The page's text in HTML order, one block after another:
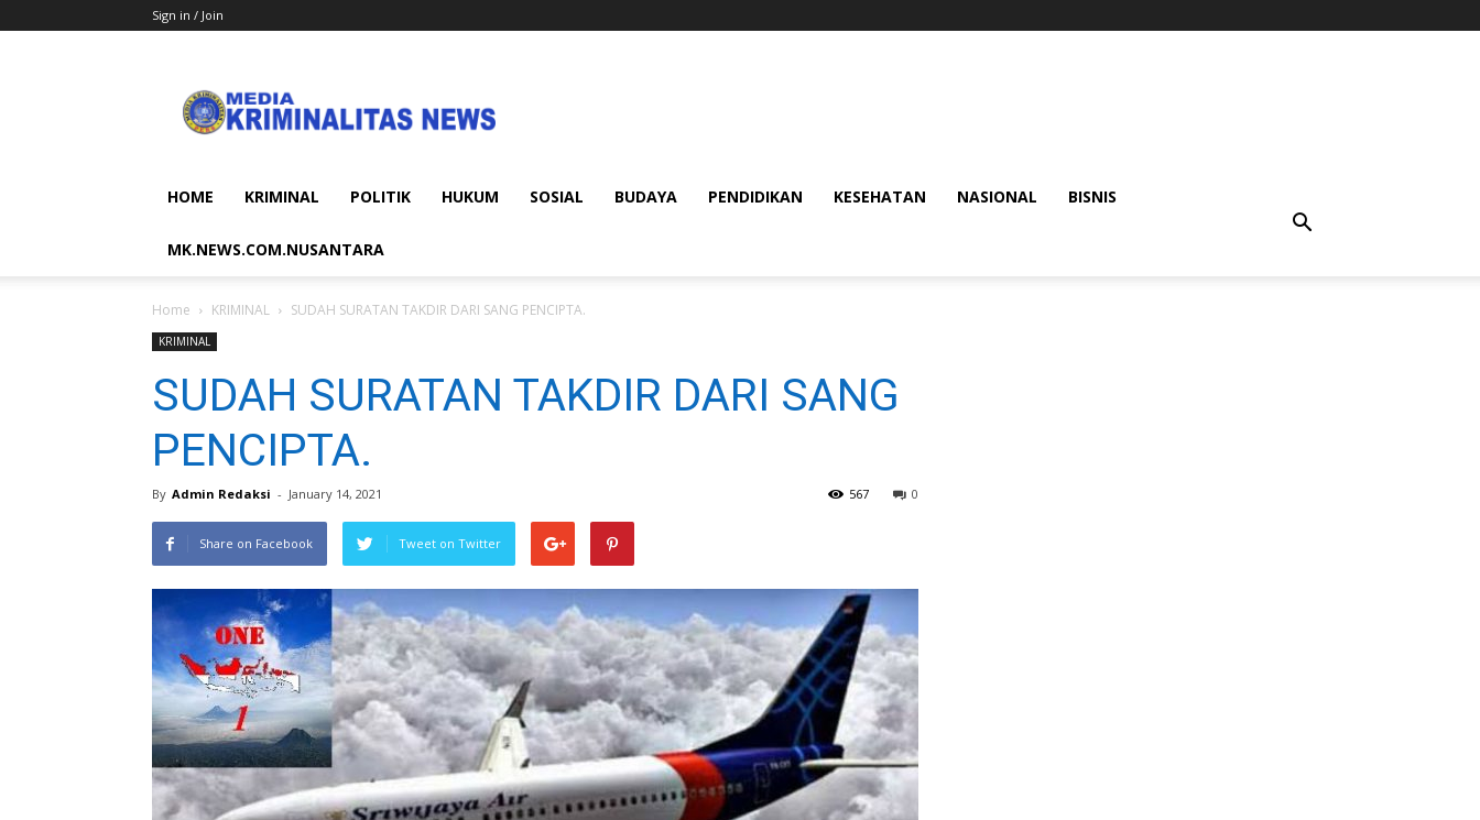
Sign in / Join
KRIMINALITAS
NEWS
HOME KRIMINAL POLITIK HUKUM SOSIAL BUDAYA PENDIDIKAN KESEHATAN NASIONAL BISNIS
MK.NEWS.COM.NUSANTARA
Home KRIMINAL SUDAH SURATAN TAKDIR DARI SANG PENCIPTA.
KRIMINAL
SUDAH SURATAN TAKDIR DARI SANG
PENCIPTA.
By Admin Redaksi - January 14, 2021 0
567
Share on Facebook Tweet on Twitter